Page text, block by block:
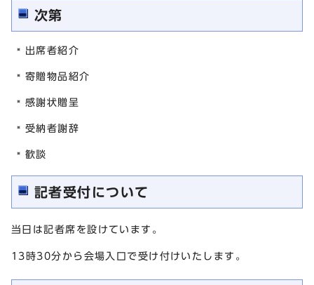
次第
出席者紹介
寄贈物品紹介
感謝状贈呈
受納者謝辞
歓談
記者受付について
当日は記者席を設けています。
13時30分から会場入口で受け付けいたします。